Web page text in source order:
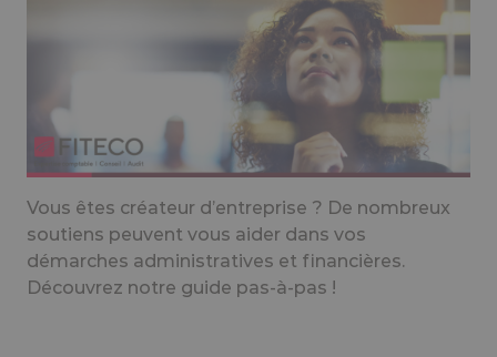
Vous êtes créateur d’entreprise ? De nombreux
soutiens peuvent vous aider dans vos
démarches administratives et financières.
Découvrez notre guide pas-à-pas !